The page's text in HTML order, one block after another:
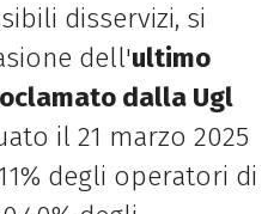
disservizi, si
dell'ultimo
dalla Ugl
il 21 marzo 2025
degli operatori di